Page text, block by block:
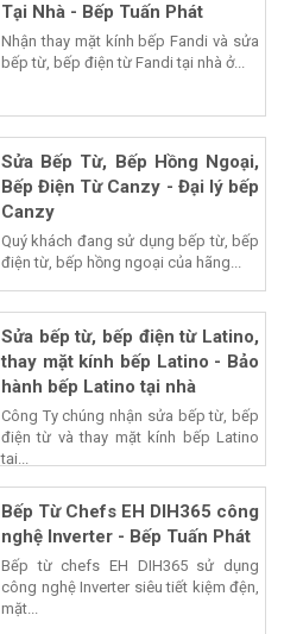
Tại Nhà - Bếp Tuấn Phát
Nhận thay mặt kính bếp Fandi và sửa
bếp từ, bếp điện từ Fandi tại nhà ở...
Sửa Bếp Từ, Bếp Hồng Ngoại,
Bếp Điện Từ Canzy - Đại lý bếp
Canzy
Quý khách đang sử dụng bếp từ, bếp
điện từ, bếp hồng ngoại của hãng...
Sửa bếp từ, bếp điện từ Latino,
thay mặt kính bếp Latino - Bảo
hành bếp Latino tại nhà
Công Ty chúng nhận sửa bếp từ, bếp
điện từ và thay mặt kính bếp Latino
tại...
Bếp Từ Chefs EH DIH365 công
nghệ Inverter - Bếp Tuấn Phát
Bếp từ chefs EH DIH365 sử dụng
công nghệ Inverter siêu tiết kiệm đện,
mặt...